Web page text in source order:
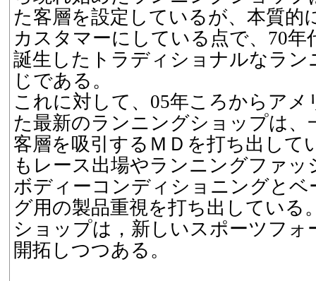
た客層を設定しているが、本質的
カスタマーにしている点で、70
誕生したトラディショナルなラ
じである。
これに対して、05年ころからア
た最新のランニングショップは、
客層を吸引するＭＤを打ち出して
もレース出場やランニングファ
ボディーコンディショニングと
グ用の製品重視を打ち出している
ショップは，新しいスポーツフォ
開拓しつつある。